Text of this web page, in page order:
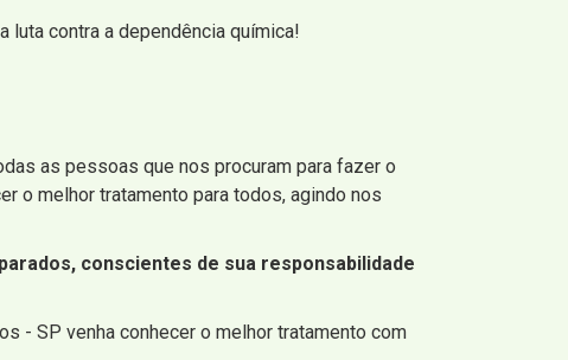
luta contra a dependência química!
as pessoas que nos procuram para fazer o
o melhor tratamento para todos, agindo nos
conscientes de sua responsabilidade
- SP venha conhecer o melhor tratamento com